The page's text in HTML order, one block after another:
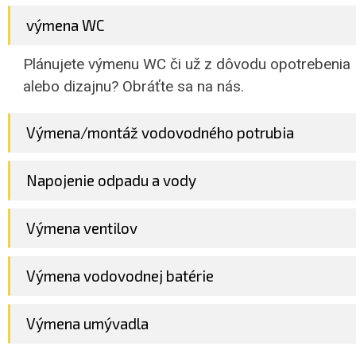
výmena WC
Plánujete výmenu WC či už z dôvodu opotrebenia
alebo dizajnu? Obráťte sa na nás.
Výmena/montáž vodovodného potrubia
Napojenie odpadu a vody
Výmena ventilov
Výmena vodovodnej batérie
Výmena umývadla